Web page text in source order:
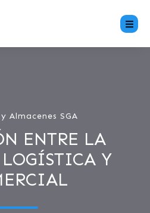
Almacenes SGA
ENTRE LA
Y